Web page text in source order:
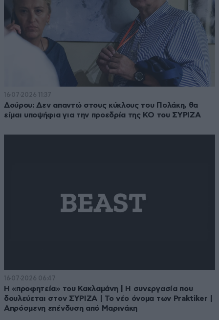
16·07·2026 11:37
Δούρου: Δεν απαντώ στους κύκλους του Πολάκη, θα
είμαι υποψήφια για την προεδρία της ΚΟ του ΣΥΡΙΖΑ
16·07·2026 06:47
Η «προφητεία» του Κακλαμάνη | Η συνεργασία που
δουλεύεται στον ΣΥΡΙΖΑ | Το νέο όνομα των Praktiker |
Απρόσμενη επένδυση από Μαρινάκη